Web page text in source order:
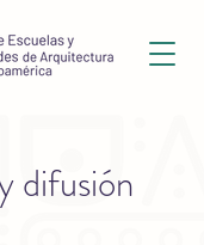
difusión